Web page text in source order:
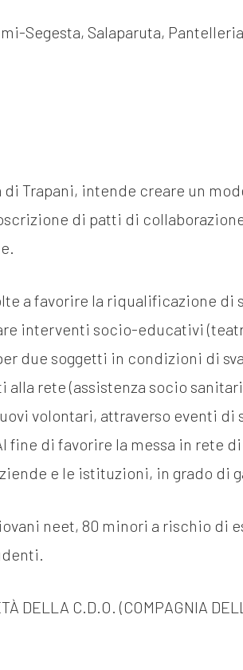
Segesta, Salaparuta,
Trapani, intende creare un
di patti di
a favorire la riqualificazione
interventi socio-educativi
due soggetti in condizioni di
rete (assistenza socio
volontari, attraverso eventi di
fine di favorire la messa in rete
e le istituzioni, in grado di
neet, 80 minori a rischio di
DELLA C.D.O. (COMPAGNIA
blog